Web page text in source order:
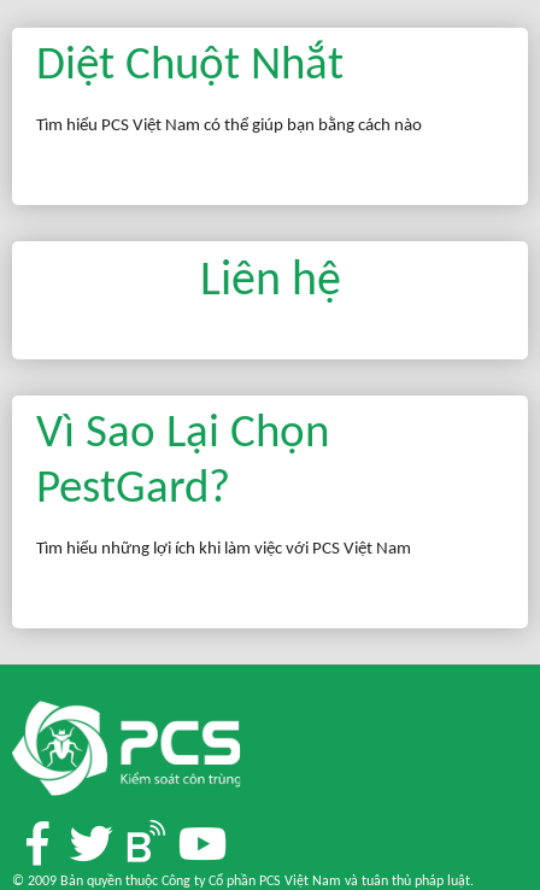
Diệt Chuột Nhắt
Tìm hiểu PCS Việt Nam có thể giúp bạn bằng cách nào
Liên hệ
Vì Sao Lại Chọn
PestGard?
Tìm hiểu những lợi ích khi làm việc với PCS Việt Nam
© 2009 Bản quyền thuộc Công ty Cổ phần PCS Việt Nam và tuân thủ pháp luật.